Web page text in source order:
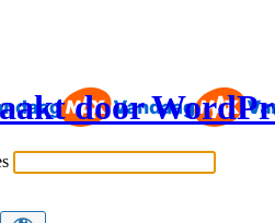
door